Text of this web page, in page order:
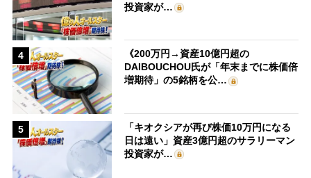
投資家が…
4
《200万円→資産10億円超の
DAIBOUCHOU氏が「年末までに株価倍
増期待」の5銘柄を公…
5
「キオクシアが再び株価10万円になる
日は遠い」資産3億円超のサラリーマン
投資家が…